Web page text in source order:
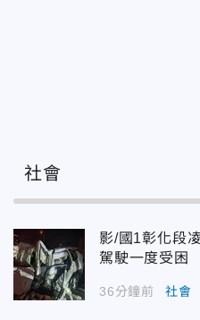
社會
影/國1彰化段
駕駛一度受困
36分鐘前 社會